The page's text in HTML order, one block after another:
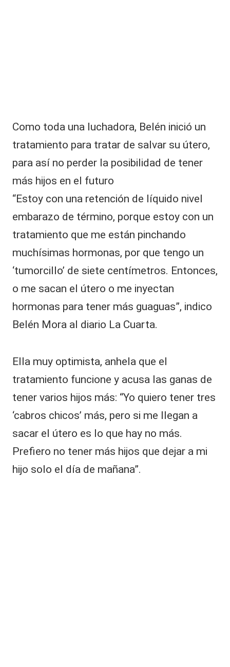
Como toda una luchadora, Belén inició un
tratamiento para tratar de salvar su útero,
para así no perder la posibilidad de tener
más hijos en el futuro
“Estoy con una retención de líquido nivel
embarazo de término, porque estoy con un
tratamiento que me están pinchando
muchísimas hormonas, por que tengo un
‘tumorcillo’ de siete centímetros. Entonces,
o me sacan el útero o me inyectan
hormonas para tener más guaguas”, indico
Belén Mora al diario La Cuarta.
Ella muy optimista, anhela que el
tratamiento funcione y acusa las ganas de
tener varios hijos más: “Yo quiero tener tres
‘cabros chicos’ más, pero si me llegan a
sacar el útero es lo que hay no más.
Prefiero no tener más hijos que dejar a mi
hijo solo el día de mañana”.